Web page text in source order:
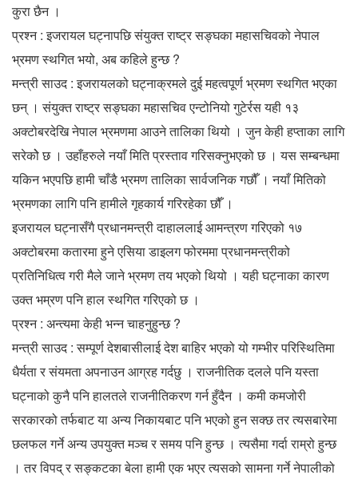
कुरा छैन ।
प्रश्न : इजरायल घट्नापछि संयुक्त राष्ट्र सङ्घका महासचिवको नेपाल
भ्रमण स्थगित भयो, अब कहिले हुन्छ ?
मन्त्री साउद : इजरायलको घट्नाक्रमले दुई महत्वपूर्ण भ्रमण स्थगित भएका
छन् । संयुक्त राष्ट्र सङ्घका महासचिव एन्टोनियो गुटेर्रस यही १३
अक्टोबरदेखि नेपाल भ्रमणमा आउने तालिका थियो । जुन केही हप्ताका लागि
सरेकोे छ । उहाँहरुले नयाँ मिति प्रस्ताव गरिसक्नुभएको छ । यस सम्बन्धमा
यकिन भएपछि हामी चाँडै भ्रमण तालिका सार्वजनिक गछौँ । नयाँ मितिको
भ्रमणका लागि पनि हामीले गृहकार्य गरिरहेका छौँ ।
इजरायल घट्नासँगै प्रधानमन्त्री दाहाललाई आमन्त्रण गरिएको १७
अक्टोबरमा कतारमा हुने एसिया डाइलग फोरममा प्रधानमन्त्रीको
प्रतिनिधित्व गरी मैले जाने भ्रमण तय भएको थियो । यही घट्नाका कारण
उक्त भम्रण पनि हाल स्थगित गरिएको छ ।
प्रश्न : अन्त्यमा केही भन्न चाहनुहुन्छ ?
मन्त्री साउद : सम्पूर्ण देशबासीलाई देश बाहिर भएको यो गम्भीर परिस्थितिमा
धैर्यता र संयमता अपनाउन आग्रह गर्दछु । राजनीतिक दलले पनि यस्ता
घट्नाको कुनै पनि हालतले राजनीतिकरण गर्न हुँदैन । कमी कमजोरी
सरकारको तर्फबाट या अन्य निकायबाट पनि भएको हुन सक्छ तर त्यसबारेमा
छलफल गर्ने अन्य उपयुक्त मञ्च र समय पनि हुन्छ । त्यसैमा गर्दा राम्रो हुन्छ
। तर विपद् र सङ्कटका बेला हामी एक भएर त्यसको सामना गर्ने नेपालीको